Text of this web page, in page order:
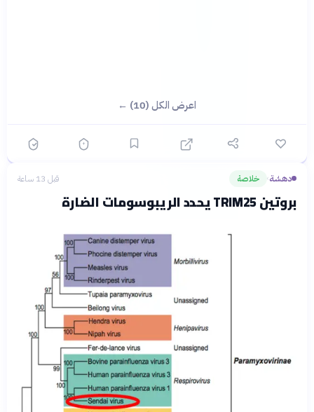
اعرض الكل (10) ←
دهشة› خلاصة قبل 13 ساعة
بروتين TRIM25 يحدد الريبوسومات الضارة